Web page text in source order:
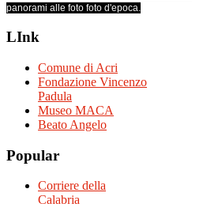
panorami alle foto foto d'epoca.
LInk
Comune di Acri
Fondazione Vincenzo
Padula
Museo MACA
Beato Angelo
Popular
Corriere della
Calabria